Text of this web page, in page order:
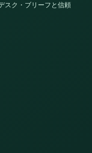
スク・ブリーフと信頼